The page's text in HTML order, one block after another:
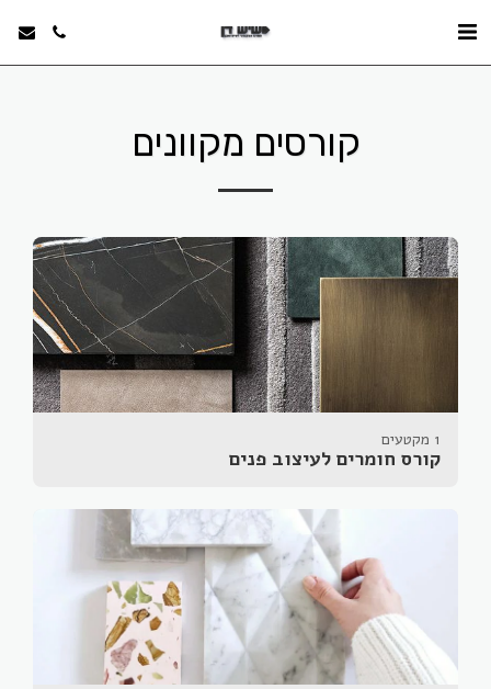
קורסים מקוונים
1 מקטעים
קורס חומרים לעיצוב פנים